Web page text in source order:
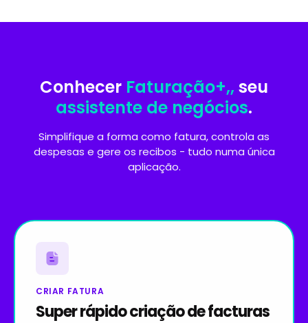
Conhecer Faturação+,,seu
assistente de negócios.
Simplifique a forma como fatura, controla as
despesas e gere os recibos - tudo numa única
aplicação.
CRIAR FATURA
Super rápido criação de facturas